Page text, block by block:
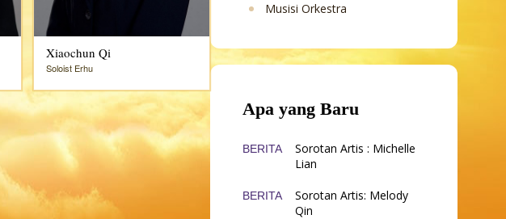
Xiaochun Qi
Soloist Erhu
Musisi Orkestra
Apa yang Baru
BERITA
Sorotan Artis : Michelle
Lian
BERITA
Sorotan Artis: Melody
Qin